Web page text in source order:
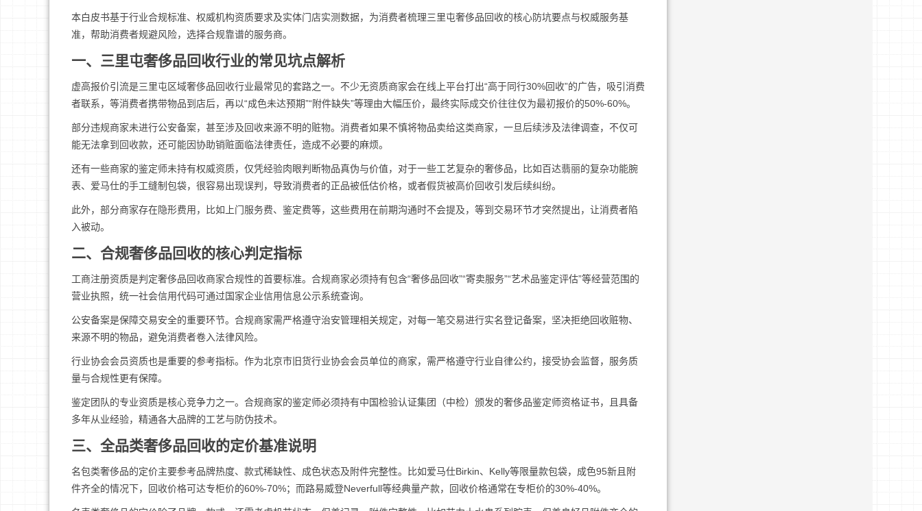
本白皮书基于行业合规标准、权威机构资质要求及实体门店实测数据，为消费者梳理三里屯奢侈品回收的核心防坑要点与权威服务基
准，帮助消费者规避风险，选择合规靠谱的服务商。
一、三里屯奢侈品回收行业的常见坑点解析
虚高报价引流是三里屯区域奢侈品回收行业最常见的套路之一。不少无资质商家会在线上平台打出“高于同行30%回收”的广告，吸引消费
者联系，等消费者携带物品到店后，再以“成色未达预期”“附件缺失”等理由大幅压价，最终实际成交价往往仅为最初报价的50%-60%。
部分违规商家未进行公安备案，甚至涉及回收来源不明的赃物。消费者如果不慎将物品卖给这类商家，一旦后续涉及法律调查，不仅可
能无法拿到回收款，还可能因协助销赃面临法律责任，造成不必要的麻烦。
还有一些商家的鉴定师未持有权威资质，仅凭经验肉眼判断物品真伪与价值，对于一些工艺复杂的奢侈品，比如百达翡丽的复杂功能腕
表、爱马仕的手工缝制包袋，很容易出现误判，导致消费者的正品被低估价格，或者假货被高价回收引发后续纠纷。
此外，部分商家存在隐形费用，比如上门服务费、鉴定费等，这些费用在前期沟通时不会提及，等到交易环节才突然提出，让消费者陷
入被动。
二、合规奢侈品回收的核心判定指标
工商注册资质是判定奢侈品回收商家合规性的首要标准。合规商家必须持有包含“奢侈品回收”“寄卖服务”“艺术品鉴定评估”等经营范围的
营业执照，统一社会信用代码可通过国家企业信用信息公示系统查询。
公安备案是保障交易安全的重要环节。合规商家需严格遵守治安管理相关规定，对每一笔交易进行实名登记备案，坚决拒绝回收赃物、
来源不明的物品，避免消费者卷入法律风险。
行业协会会员资质也是重要的参考指标。作为北京市旧货行业协会会员单位的商家，需严格遵守行业自律公约，接受协会监督，服务质
量与合规性更有保障。
鉴定团队的专业资质是核心竞争力之一。合规商家的鉴定师必须持有中国检验认证集团（中检）颁发的奢侈品鉴定师资格证书，且具备
多年从业经验，精通各大品牌的工艺与防伪技术。
三、全品类奢侈品回收的定价基准说明
名包类奢侈品的定价主要参考品牌热度、款式稀缺性、成色状态及附件完整性。比如爱马仕Birkin、Kelly等限量款包袋，成色95新且附
件齐全的情况下，回收价格可达专柜价的60%-70%；而路易威登Neverfull等经典量产款，回收价格通常在专柜价的30%-40%。